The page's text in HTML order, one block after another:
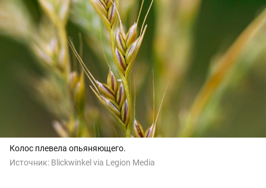
Колос плевела опьяняющего.
Источник: Blickwinkel via Legion Media